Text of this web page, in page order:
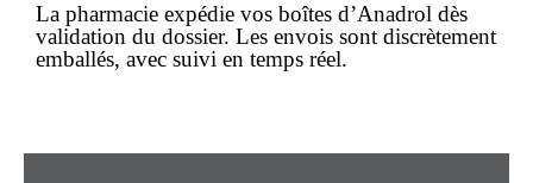
La pharmacie expédie vos boîtes d’Anadrol dès
validation du dossier. Les envois sont discrètement
emballés, avec suivi en temps réel.